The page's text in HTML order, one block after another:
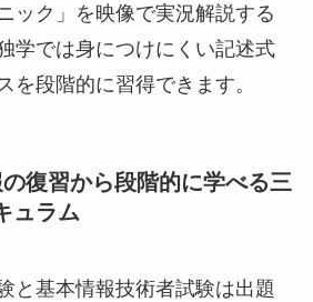
ック」を映像で実況解説する
学では身につけにくい記述式
を段階的に習得できます。
復習から段階的に学べる三
ュラム
と基本情報技術者試験は出題